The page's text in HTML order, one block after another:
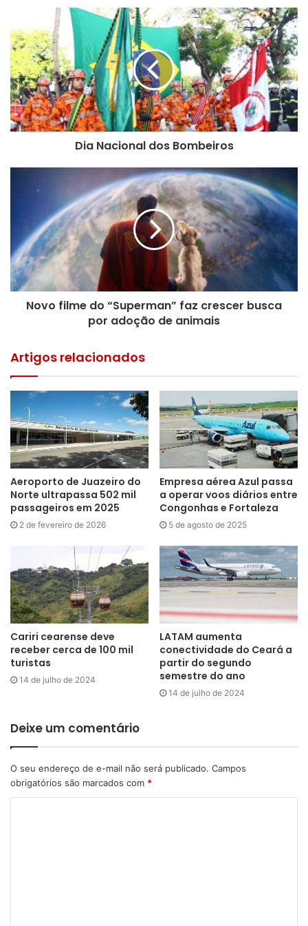
“Além deste grande equipamento que é o Centro de
Eventos do Ceará, administrado pelo Governo do Estado,
por meio da Setur, temos uma excelente infraestrutura em
hotéis, seja em nossa capital, litoral ou interior, para sediar
grandes eventos. Esses atrativos colaboram para o Ceará
se destacar nesse ranking e assumir o protagonismo na
região Nordeste”, avalia a secretária do Turismo do Ceará,
Yrwana Albuquerque.Dia Nacional dos Bombeiros
Novo filme do “Superman” faz crescer busca
por adoção de animais
Artigos relacionados
Aeroporto de Juazeiro do
Norte ultrapassa 502 mil
passageiros em 2025
2 de fevereiro de 2026
Empresa aérea Azul passa
a operar voos diários entre
Congonhas e Fortaleza
5 de agosto de 2025
Cariri cearense deve
receber cerca de 100 mil
turistas
14 de julho de 2024
LATAM aumenta
conectividade do Ceará a
partir do segundo
semestre do ano
14 de julho de 2024
Deixe um comentário
O seu endereço de e-mail não será publicado. Campos
obrigatórios são marcados com *